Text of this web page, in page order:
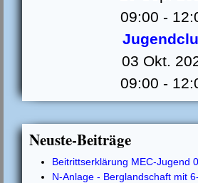
09:00 -
03 Okt.
09:00 -
Neuste-Beiträge
Beitrittserklärung MEC-Jugend
N-Anlage - Berglandschaft mit